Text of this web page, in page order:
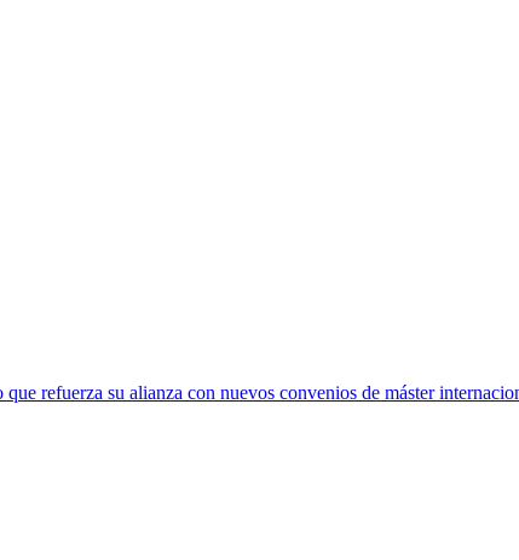
refuerza su alianza con nuevos convenios de máster